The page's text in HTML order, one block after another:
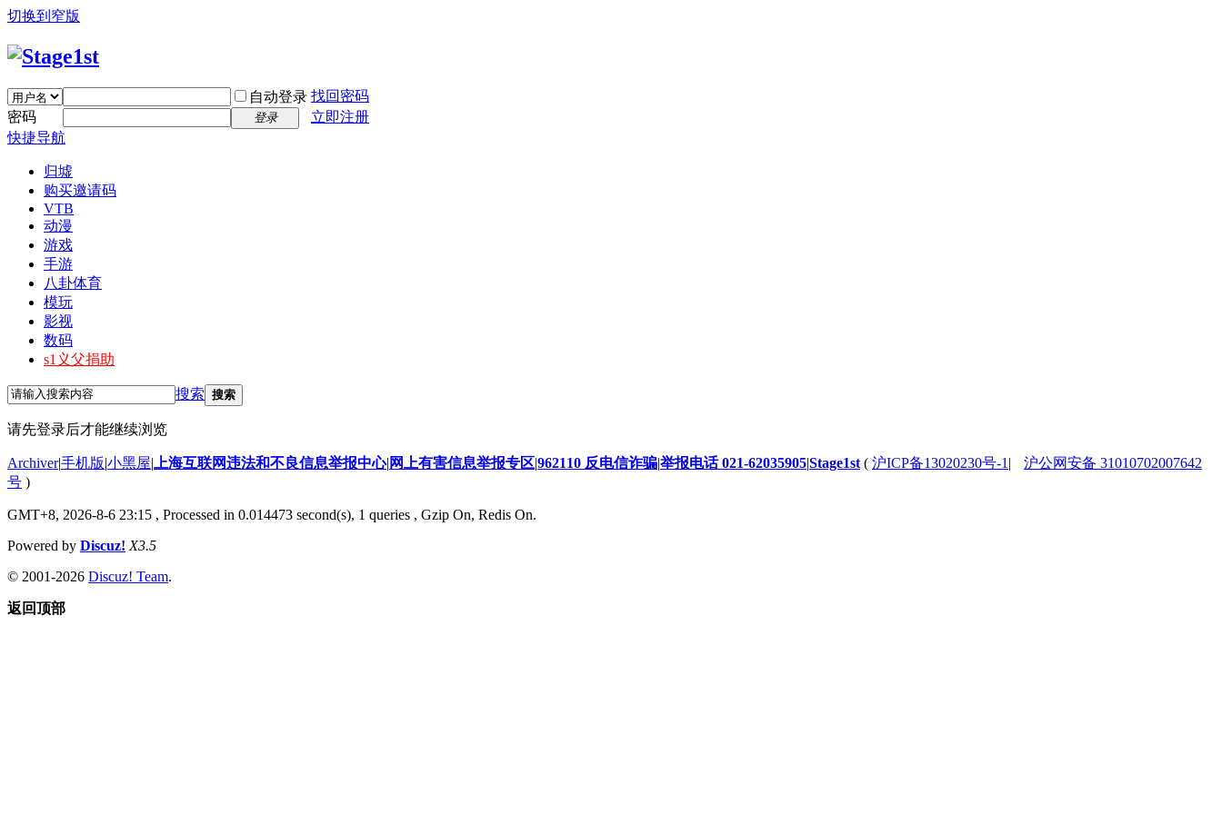
切换到窄版
自动登录 找回密码
密码
登录
立即注册
快捷导航
归墟
购买邀请码
VTB
动漫
游戏
手游
八卦体育
模玩
影视
数码
s1义父捐助
搜索 搜索
请先登录后才能继续浏览
Archiver|手机版|小黑屋| 上海互联网违法和不良信息举报中心| 网上有害信息举报专区|962110 反电信诈骗|举报电话 021-62035905|Stage1st ( 沪ICP备13020230号-1 |
沪公网安备 31010702007642
号 )
GMT+8, 2026-8-6 23:15 , Processed in 0.014473 second(s), 1 queries , Gzip On, Redis On.
Powered by Discuz! X3.5
© 2001-2026 Discuz! Team.
返回顶部